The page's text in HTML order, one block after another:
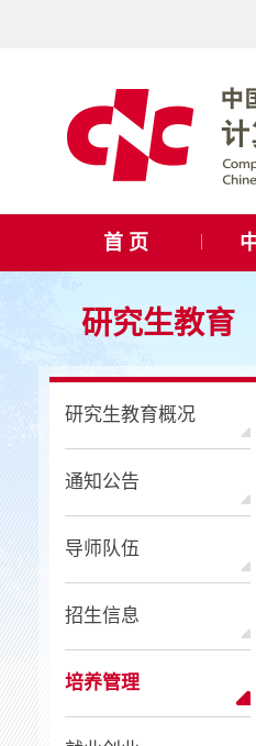
首 页
研究生教育
研究生教育概况
通知公告
导师队伍
招生信息
培养管理